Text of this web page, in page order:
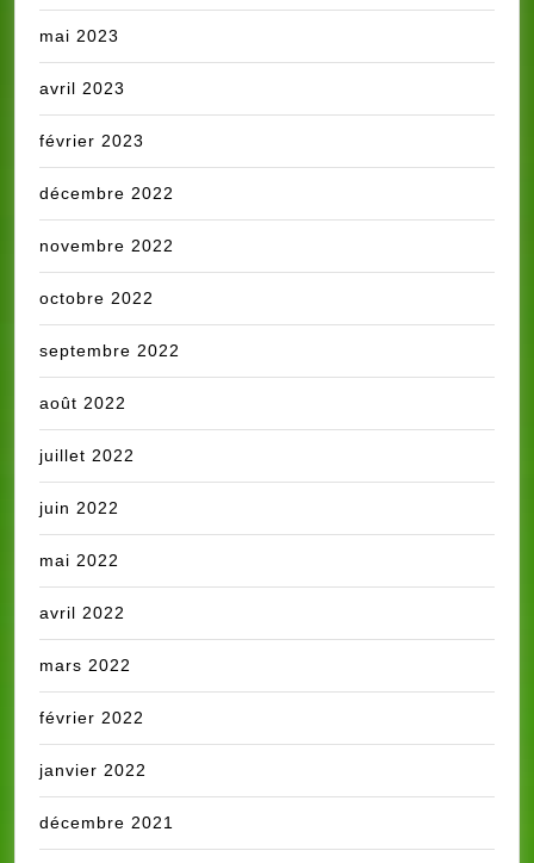
mai 2023
avril 2023
février 2023
décembre 2022
novembre 2022
octobre 2022
septembre 2022
août 2022
juillet 2022
juin 2022
mai 2022
avril 2022
mars 2022
février 2022
janvier 2022
décembre 2021